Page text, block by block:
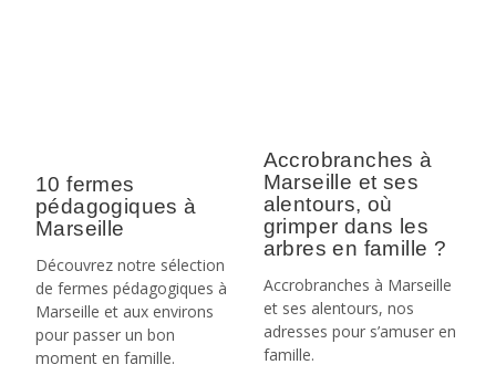
10 fermes
pédagogiques à
Marseille
Découvrez notre sélection
de fermes pédagogiques à
Marseille et aux environs
pour passer un bon
moment en famille.
Accrobranches à
Marseille et ses
alentours, où
grimper dans les
arbres en famille ?
Accrobranches à Marseille
et ses alentours, nos
adresses pour s’amuser en
famille.